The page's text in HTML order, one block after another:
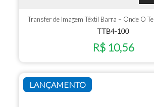
Transfer de Imagem Têxtil Barra – Onde O
TTB4-100
R$ 10,56
LANÇAMENTO